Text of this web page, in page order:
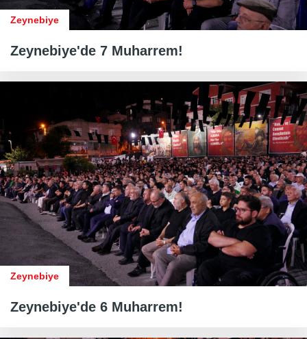
Zeynebiye
Zeynebiye'de 7 Muharrem!
Zeynebiye
Zeynebiye'de 6 Muharrem!